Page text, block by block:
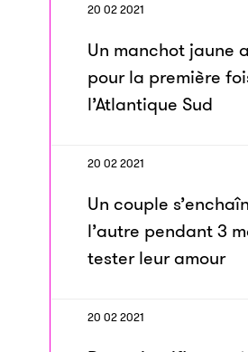
20 02 2021
Un manchot jaune
pour la première
l’Atlantique Sud
20 02 2021
Un couple
l’autre pendant 3
tester leur amour
20 02 2021